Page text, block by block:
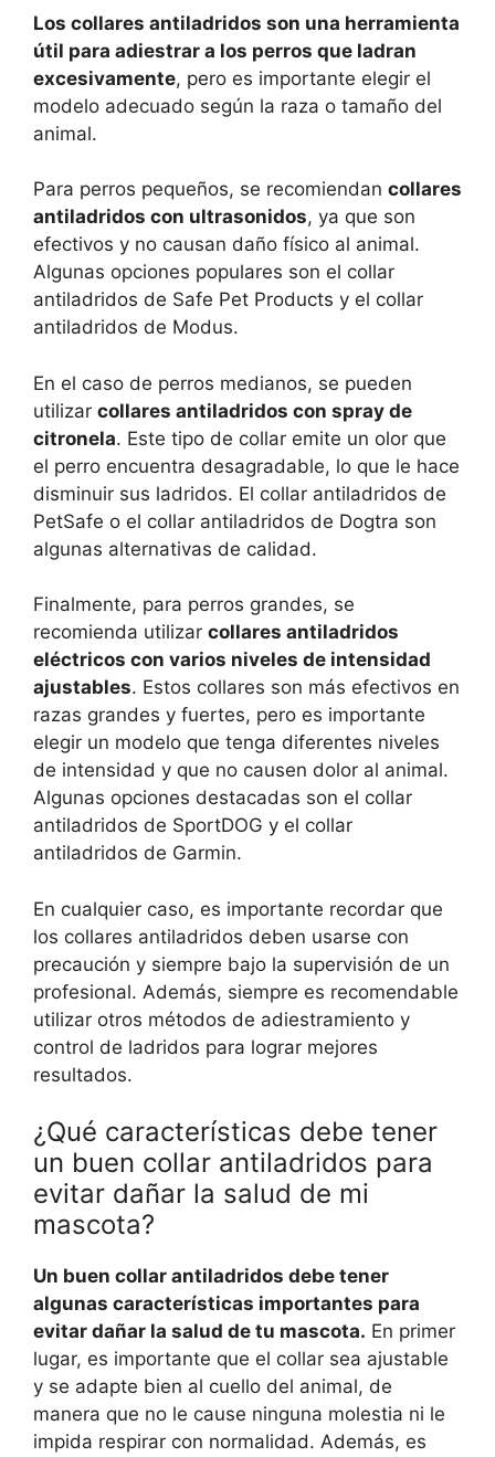
Los collares antiladridos son una herramienta
útil para adiestrar a los perros que ladran
excesivamente, pero es importante elegir el
modelo adecuado según la raza o tamaño del
animal.
Para perros pequeños, se recomiendan collares
antiladridos con ultrasonidos, ya que son
efectivos y no causan daño físico al animal.
Algunas opciones populares son el collar
antiladridos de Safe Pet Products y el collar
antiladridos de Modus.
En el caso de perros medianos, se pueden
utilizar collares antiladridos con spray de
citronela. Este tipo de collar emite un olor que
el perro encuentra desagradable, lo que le hace
disminuir sus ladridos. El collar antiladridos de
PetSafe o el collar antiladridos de Dogtra son
algunas alternativas de calidad.
Finalmente, para perros grandes, se
recomienda utilizar collares antiladridos
eléctricos con varios niveles de intensidad
ajustables. Estos collares son más efectivos en
razas grandes y fuertes, pero es importante
elegir un modelo que tenga diferentes niveles
de intensidad y que no causen dolor al animal.
Algunas opciones destacadas son el collar
antiladridos de SportDOG y el collar
antiladridos de Garmin.
En cualquier caso, es importante recordar que
los collares antiladridos deben usarse con
precaución y siempre bajo la supervisión de un
profesional. Además, siempre es recomendable
utilizar otros métodos de adiestramiento y
control de ladridos para lograr mejores
resultados.
¿Qué características debe tener
un buen collar antiladridos para
evitar dañar la salud de mi
mascota?
Un buen collar antiladridos debe tener
algunas características importantes para
evitar dañar la salud de tu mascota. En primer
lugar, es importante que el collar sea ajustable
y se adapte bien al cuello del animal, de
manera que no le cause ninguna molestia ni le
impida respirar con normalidad. Además, es